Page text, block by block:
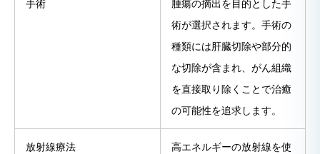
手術
腫瘍の摘出を目的とした手
術が選択されます。手術の
種類には肝臓切除や部分的
な切除が含まれ、がん組織
を直接取り除くことで治癒
の可能性を追求します。
放射線療法
高エネルギーの放射線を使